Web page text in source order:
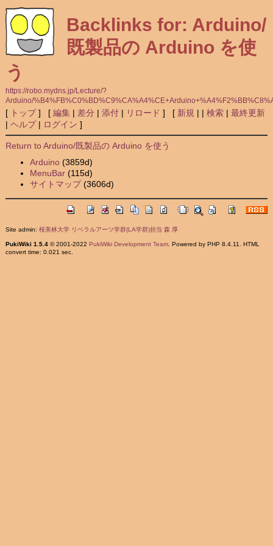
Backlinks for: Arduino/
既製品の Arduino を使
う
https://robo.mydns.jp/Lecture/?
Arduino/
[ トップ] [ 編集| 差分 | 添付| リロード ] [ 新規 | | 検索| 最終更新
| ヘルプ| ログイン ]
Return to Arduino/既製品の Arduino を使う
Arduino(3859d)
MenuBar(115d)
サイトマップ(3606d)
Site admin: 桜美林大学 リベラルアーツ学群(LA学群)担当 森 厚
PukiWiki 1.5.4© 2001-2022 PukiWiki Development Team. Powered by PHP 8.4.11. HTML
convert time: 0.021 sec.